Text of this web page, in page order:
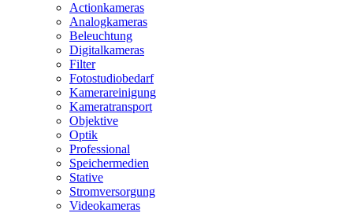
Actionkameras
Analogkameras
Beleuchtung
Digitalkameras
Filter
Fotostudiobedarf
Kamerareinigung
Kameratransport
Objektive
Optik
Professional
Speichermedien
Stative
Stromversorgung
Videokameras